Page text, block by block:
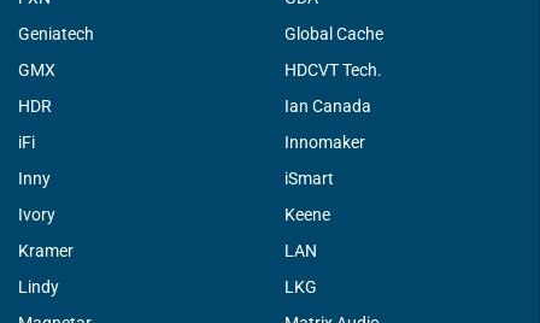
Geniatech
Global Cache
GMX
HDCVT Tech.
HDR
Ian Canada
iFi
Innomaker
Inny
iSmart
Ivory
Keene
Kramer
LAN
Lindy
LKG